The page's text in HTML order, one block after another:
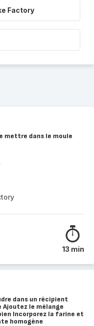
Factory
mettre dans le moule
13 min
dans un récipient
Ajoutez le mélange
Incorporez la farine et
homogène